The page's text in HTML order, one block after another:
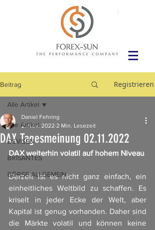
Beitrag Registrieren
Alle Artikel
DEVISEN
BRISANTES
BÖRSE ALLGEMEIN
Alle Artikel
DAX Tagesmeinung 02.11.2022
Daniel Fehring
2. Nov. 2022 2 Min. Lesezeit
DAX weiterhin volatil auf hohem Niveau
Derzeit ist es nicht ganz einfach, ein
einheitliches Weltbild zu schaffen. Es
kriselt in jeder Ecke der Welt, aber
Kapital ist genug vorhanden. Daher sind
die Märkte volatil und können keine